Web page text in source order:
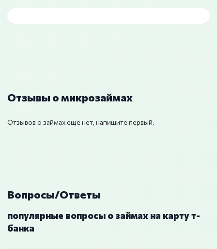
Отзывы о микрозаймах
Отзывов о займах ещё нет, напишите первый.
Вопросы/Ответы
популярные вопросы о займах на карту т-
банка